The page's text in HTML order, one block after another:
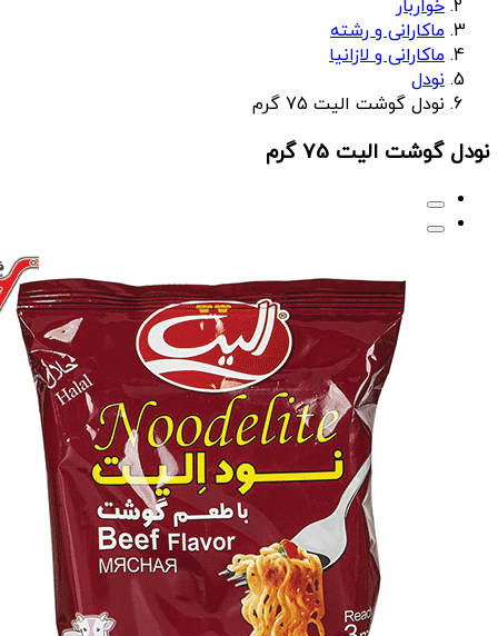
خواربار
ماکارانی و رشته
ماکارانی و لازانیا
نودل
نودل گوشت الیت 75 گرم
نودل گوشت الیت 75 گرم